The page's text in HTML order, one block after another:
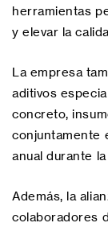
herramientas
y elevar la
La empresa
aditivos
concreto,
conjuntamente
anual durante
Además, la
colaboradores